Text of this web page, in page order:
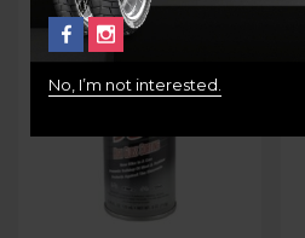
No, I’m not interested.